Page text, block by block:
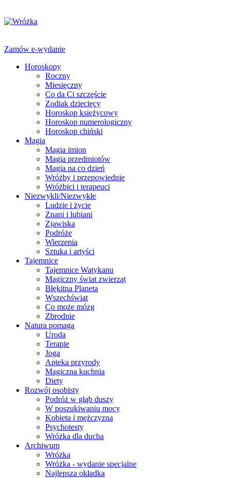
Zamów e-wydanie
Horoskopy
Roczny
Miesięczny
Co da Ci szczęście
Zodiak dziecięcy
Horoskop księżycowy
Horoskop numerologiczny
Horoskop chiński
Magia
Magia imion
Magia przedmiotów
Magia na co dzień
Wróżby i przepowiednie
Wróżbici i terapeuci
Niezwykli/Niezwykłe
Ludzie i życie
Znani i lubiani
Zjawiska
Podróże
Wierzenia
Sztuka i artyści
Tajemnice
Tajemnice Watykanu
Magiczny świat zwierząt
Błękitna Planeta
Wszechświat
Co może mózg
Zbrodnie
Natura pomaga
Uroda
Terapie
Joga
Apteka przyrody
Magiczna kuchnia
Diety
Rozwój osobisty
Podróż w głąb duszy
W poszukiwaniu mocy
Kobieta i mężczyzna
Psychotesty
Wróżka dla ducha
Archiwum
Wróżka
Wróżka - wydanie specjalne
Najlepsza okładka